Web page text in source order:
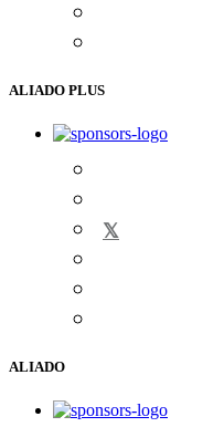
ALIADO PLUS
𝕏
ALIADO